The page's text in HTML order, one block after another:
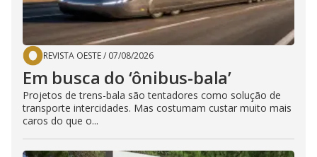
REVISTA OESTE/ 07/08/2026
Em busca do ‘ônibus-bala’
Projetos de trens-bala são tentadores como solução de
transporte intercidades. Mas costumam custar muito mais
caros do que o...